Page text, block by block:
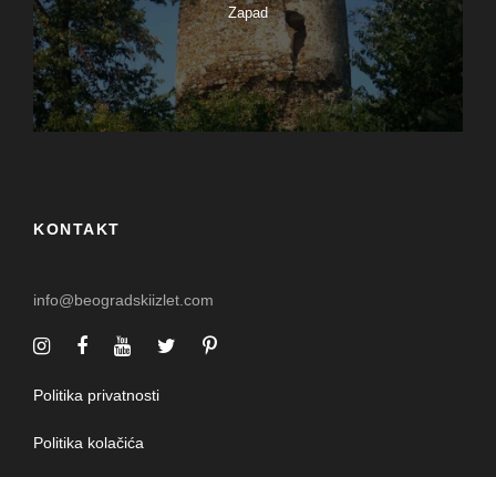
Zapad
KONTAKT
info@beogradskiizlet.com
Politika privatnosti
Politika kolačića